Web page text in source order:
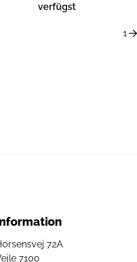
verfügst
1
72A
7100